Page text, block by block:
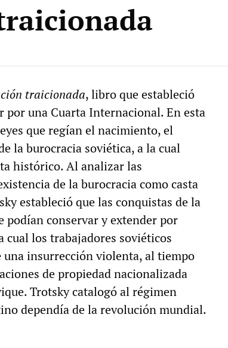
traicionada, libro que estableció
por una Cuarta Internacional. En esta
que regían el nacimiento, el
la burocracia soviética, a la cual
histórico. Al analizar las
de la burocracia como casta
estableció que las conquistas de la
podían conservar y extender por
los trabajadores soviéticos
una insurrección violenta, al tiempo
de propiedad nacionalizada
Trotsky catalogó al régimen
dependía de la revolución mundial.